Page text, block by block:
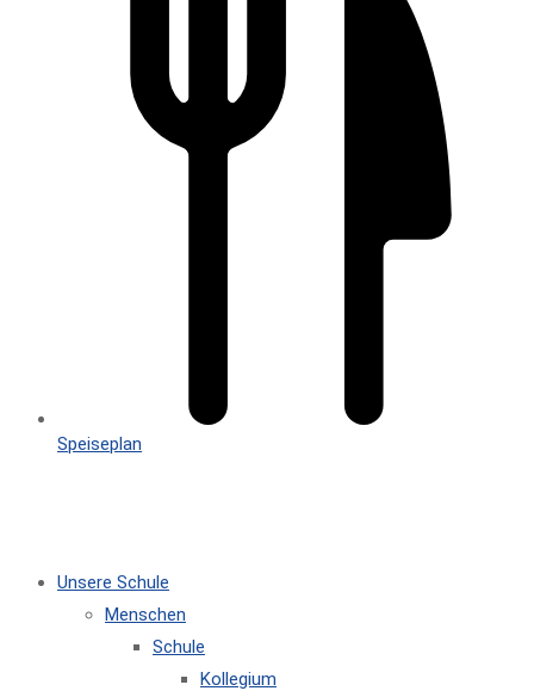
Speiseplan
Unsere Schule
Menschen
Schule
Kollegium